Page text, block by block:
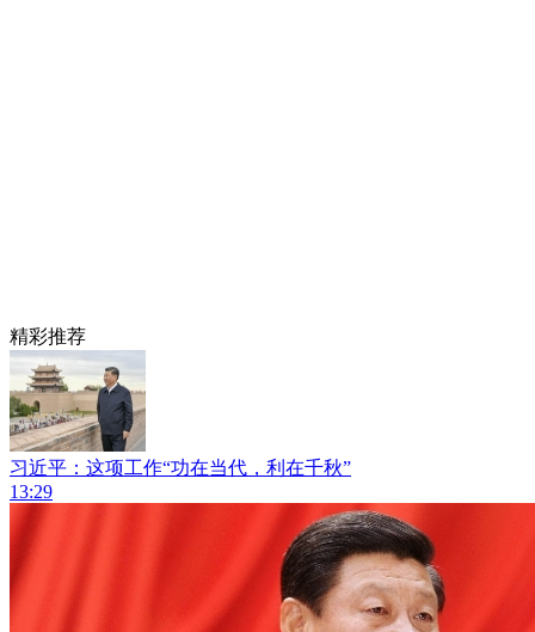
精彩推荐
习近平：这项工作“功在当代，利在千秋”
13:29